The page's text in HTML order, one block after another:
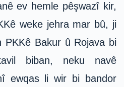
ev hemle pêşwazî kir,
weke jehra mar bû, ji
PKKê Bakur û Rojava bi
biban, neku navê
ewqas li wir bi bandor